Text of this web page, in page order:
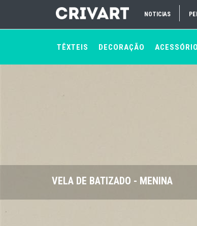
NOTICIAS
TÊXTEIS DECORAÇÃO
VELA DE BATIZADO - MENINA